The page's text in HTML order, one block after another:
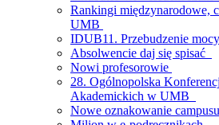
Rankingi międzynarodowe,
UMB
IDUB11. Przebudzenie mocy
Absolwencie daj się spisać
Nowi profesorowie
28. Ogólnopolska
Akademickich w UMB
Nowe oznakowanie